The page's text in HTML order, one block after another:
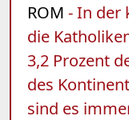
ROM - In der
die
3,2 Prozent
des
sind es